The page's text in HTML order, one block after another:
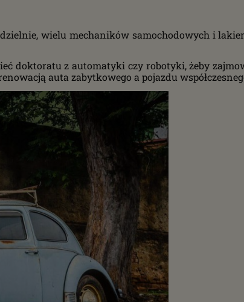
wielu mechaników samochodowych i
doktoratu z automatyki czy robotyki, żeby
auta zabytkowego a pojazdu